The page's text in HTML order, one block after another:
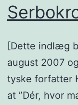
[Dette indlæg
august 2007
tyske forfatter
at ”Dér, hvor